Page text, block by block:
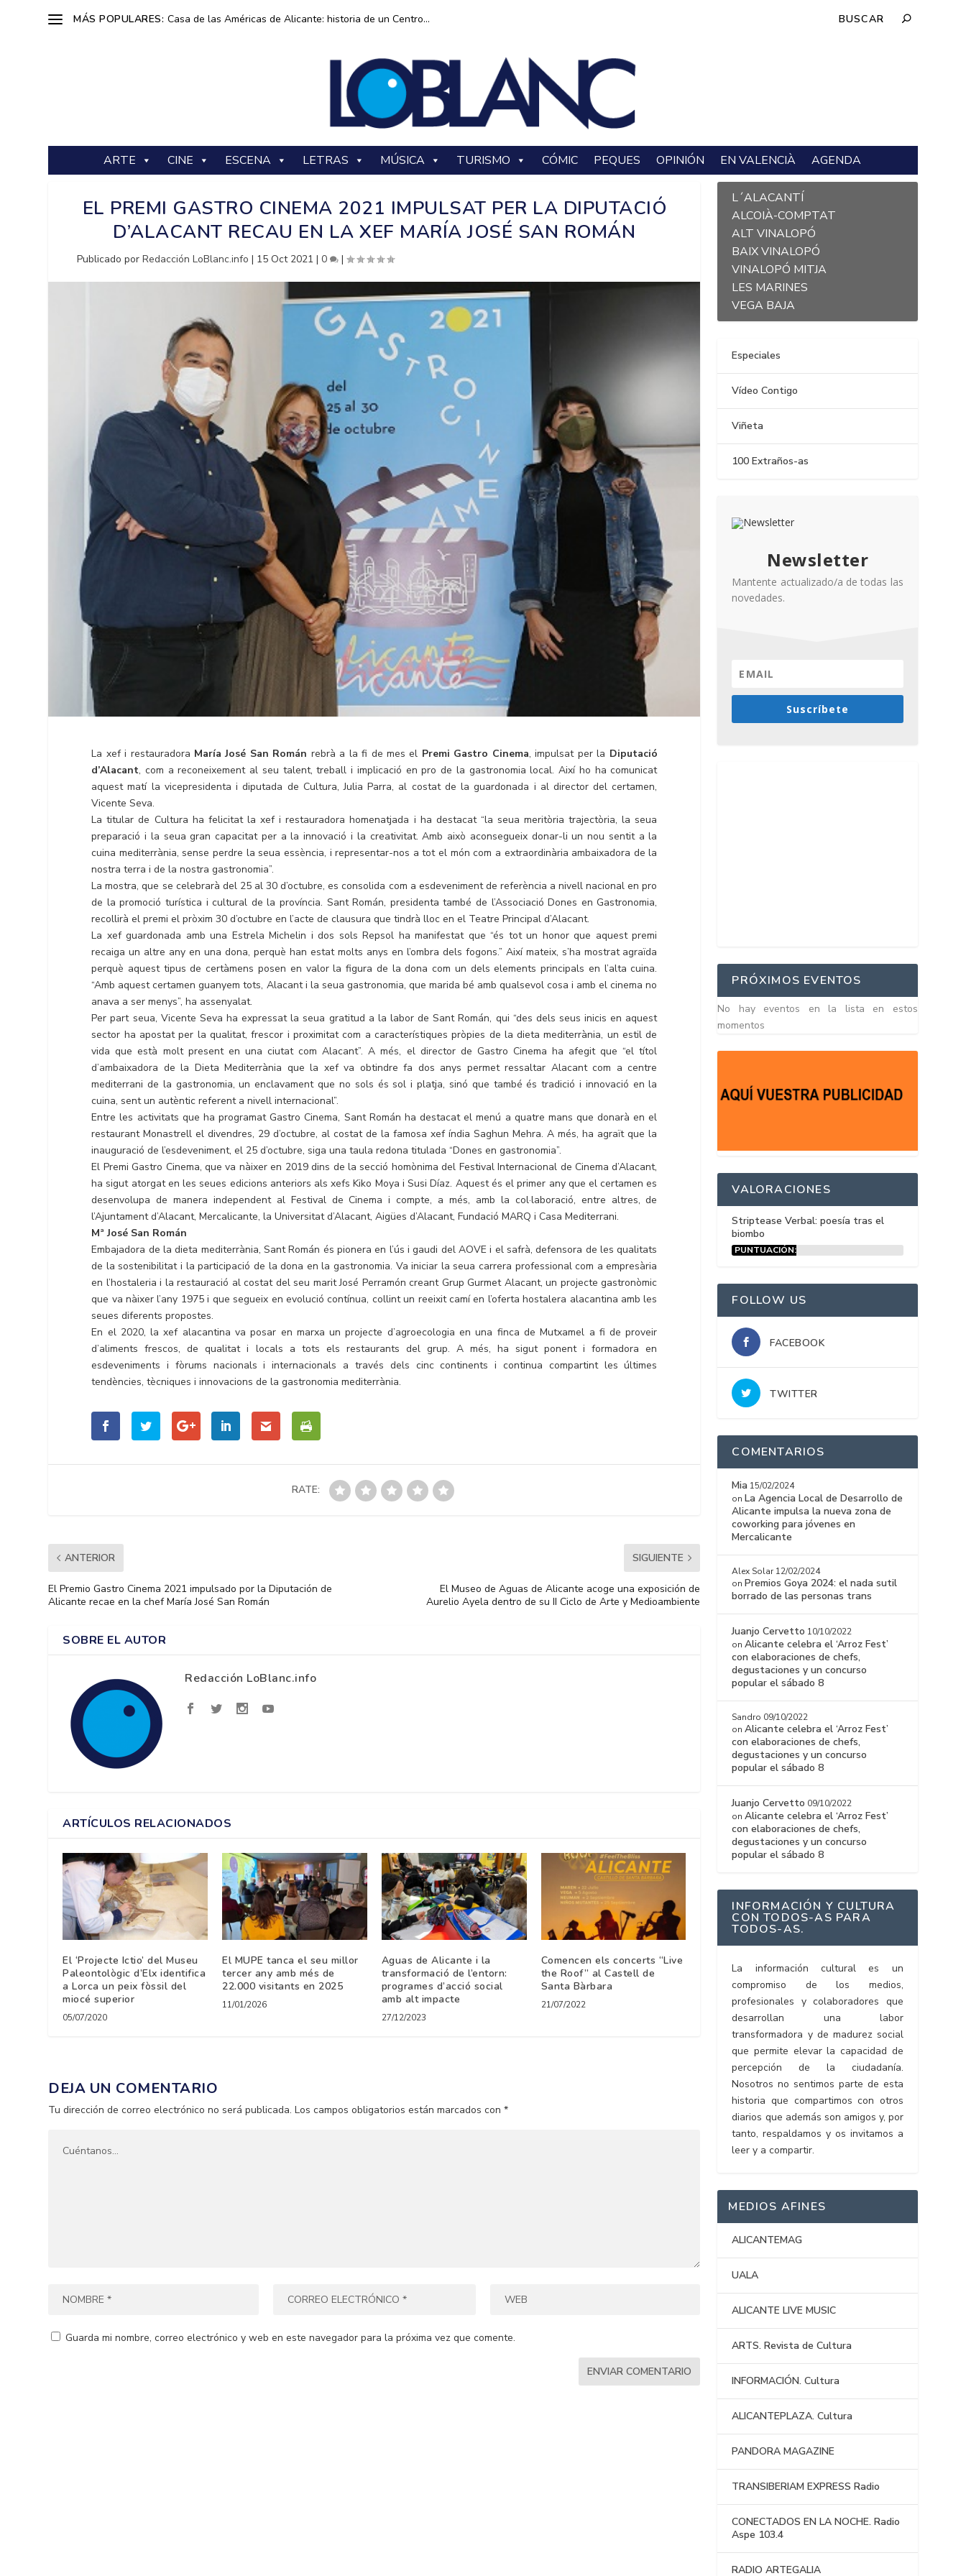
MÁS POPULARES: Casa de las Américas de Alicante: historia de un Centro...
ARTE CINE ESCENA LETRAS MÚSICA TURISMO CÓMIC PEQUES OPINIÓN EN VALENCIÀ AGENDA
EL PREMI GASTRO CINEMA 2021 IMPULSAT PER LA DIPUTACIÓ
D’ALACANT RECAU EN LA XEF MARÍA JOSÉ SAN ROMÁN
Publicado porRedacción LoBlanc.info | 15 Oct 2021 |0 |
La xef i restauradora María José San Román rebrà a la fi de mes el Premi Gastro Cinema, impulsat per la Diputació
d’Alacant, com a reconeixement al seu talent, treball i implicació en pro de la gastronomia local. Així ho ha comunicat
aquest matí la vicepresidenta i diputada de Cultura, Julia Parra, al costat de la guardonada i al director del certamen,
Vicente Seva.
La titular de Cultura ha felicitat la xef i restauradora homenatjada i ha destacat “la seua meritòria trajectòria, la seua
preparació i la seua gran capacitat per a la innovació i la creativitat. Amb això aconsegueix donar-li un nou sentit a la
cuina mediterrània, sense perdre la seua essència, i representar-nos a tot el món com a extraordinària ambaixadora de la
nostra terra i de la nostra gastronomia”.
La mostra, que se celebrarà del 25 al 30 d’octubre, es consolida com a esdeveniment de referència a nivell nacional en pro
de la promoció turística i cultural de la província. Sant Román, presidenta també de l’Associació Dones en Gastronomia,
recollirà el premi el pròxim 30 d’octubre en l’acte de clausura que tindrà lloc en el Teatre Principal d’Alacant.
La xef guardonada amb una Estrela Michelin i dos sols Repsol ha manifestat que “és tot un honor que aquest premi
recaiga un altre any en una dona, perquè han estat molts anys en l’ombra dels fogons.” Així mateix, s’ha mostrat agraïda
perquè aquest tipus de certàmens posen en valor la figura de la dona com un dels elements principals en l’alta cuina.
“Amb aquest certamen guanyem tots, Alacant i la seua gastronomia, que marida bé amb qualsevol cosa i amb el cinema no
anava a ser menys”, ha assenyalat.
Per part seua, Vicente Seva ha expressat la seua gratitud a la labor de Sant Román, qui “des dels seus inicis en aquest
sector ha apostat per la qualitat, frescor i proximitat com a característiques pròpies de la dieta mediterrània, un estil de
vida que està molt present en una ciutat com Alacant”. A més, el director de Gastro Cinema ha afegit que “el títol
d’ambaixadora de la Dieta Mediterrània que la xef va obtindre fa dos anys permet ressaltar Alacant com a centre
mediterrani de la gastronomia, un enclavament que no sols és sol i platja, sinó que també és tradició i innovació en la
cuina, sent un autèntic referent a nivell internacional”.
Entre les activitats que ha programat Gastro Cinema, Sant Román ha destacat el menú a quatre mans que donarà en el
restaurant Monastrell el divendres, 29 d’octubre, al costat de la famosa xef índia Saghun Mehra. A més, ha agraït que la
inauguració de l’esdeveniment, el 25 d’octubre, siga una taula redona titulada “Dones en gastronomia”.
El Premi Gastro Cinema, que va nàixer en 2019 dins de la secció homònima del Festival Internacional de Cinema d’Alacant,
ha sigut atorgat en les seues edicions anteriors als xefs Kiko Moya i Susi Díaz. Aquest és el primer any que el certamen es
desenvolupa de manera independent al Festival de Cinema i compte, a més, amb la col·laboració, entre altres, de
l’Ajuntament d’Alacant, Mercalicante, la Universitat d’Alacant, Aigües d’Alacant, Fundació MARQ i Casa Mediterrani.
Mª José San Román
Embajadora de la dieta mediterrània, Sant Román és pionera en l’ús i gaudi del AOVE i el safrà, defensora de les qualitats
de la sostenibilitat i la participació de la dona en la gastronomia. Va iniciar la seua carrera professional com a empresària
en l’hostaleria i la restauració al costat del seu marit José Perramón creant Grup Gurmet Alacant, un projecte gastronòmic
que va nàixer l’any 1975 i que segueix en evolució contínua, collint un reeixit camí en l’oferta hostalera alacantina amb les
seues diferents propostes.
En el 2020, la xef alacantina va posar en marxa un projecte d’agroecologia en una finca de Mutxamel a fi de proveir
d’aliments frescos, de qualitat i locals a tots els restaurants del grup. A més, ha sigut ponent i formadora en
esdeveniments i fòrums nacionals i internacionals a través dels cinc continents i continua compartint les últimes
tendències, tècniques i innovacions de la gastronomia mediterrània.
RATE:
ANTERIOR
El Premio Gastro Cinema 2021 impulsado por la Diputación de
Alicante recae en la chef María José San Román
SIGUIENTE
El Museo de Aguas de Alicante acoge una exposición de
Aurelio Ayela dentro de su II Ciclo de Arte y Medioambiente
SOBRE EL AUTOR
Redacción LoBlanc.info
ARTÍCULOS RELACIONADOS
El ‘Projecte Ictio’ del Museu
Paleontològic d’Elx identifica
a Lorca un peix fòssil del
miocé superior
05/07/2020
El MUPE tanca el seu millor
tercer any amb més de
22.000 visitants en 2025
11/01/2026
Aguas de Alicante i la
transformació de l’entorn:
programes d’acció social
amb alt impacte
27/12/2023
Comencen els concerts “Live
the Roof” al Castell de
Santa Bàrbara
21/07/2022
DEJA UN COMENTARIO
Tu dirección de correo electrónico no será publicada. Los campos obligatorios están marcados con*
Guarda mi nombre, correo electrónico y web en este navegador para la próxima vez que comente.
L´ALACANTÍ
ALCOIÀ-COMPTAT
ALT VINALOPÓ
BAIX VINALOPÓ
VINALOPÓ MITJA
LES MARINES
VEGA BAJA
Especiales
Vídeo Contigo
Viñeta
100 Extraños-as
Newsletter
Mantente actualizado/a de todas las
novedades.
Suscríbete
PRÓXIMOS EVENTOS
No hay eventos en la lista en estos
momentos
VALORACIONES
Striptease Verbal: poesía tras el
biombo
PUNTUACIÓN:
FOLLOW US
FACEBOOK
TWITTER
COMENTARIOS
Mia 15/02/2024
on La Agencia Local de Desarrollo de
Alicante impulsa la nueva zona de
coworking para jóvenes en
Mercalicante
Alex Solar 12/02/2024
on Premios Goya 2024: el nada sutil
borrado de las personas trans
Juanjo Cervetto 10/10/2022
onAlicante celebra el ‘Arroz Fest’
con elaboraciones de chefs,
degustaciones y un concurso
popular el sábado 8
Sandro 09/10/2022
onAlicante celebra el ‘Arroz Fest’
con elaboraciones de chefs,
degustaciones y un concurso
popular el sábado 8
Juanjo Cervetto 09/10/2022
onAlicante celebra el ‘Arroz Fest’
con elaboraciones de chefs,
degustaciones y un concurso
popular el sábado 8
INFORMACIÓN Y CULTURA
CON TODOS-AS PARA
TODOS-AS.
La información cultural es un
compromiso de los medios,
profesionales y colaboradores que
desarrollan una labor
transformadora y de madurez social
que permite elevar la capacidad de
percepción de la ciudadanía.
Nosotros no sentimos parte de esta
historia que compartimos con otros
diarios que además son amigos y, por
tanto, respaldamos y os invitamos a
leer y a compartir.
MEDIOS AFINES
ALICANTEMAG
UALA
ALICANTE LIVE MUSIC
ARTS. Revista de Cultura
INFORMACIÓN. Cultura
ALICANTEPLAZA. Cultura
PANDORA MAGAZINE
TRANSIBERIAM EXPRESS Radio
CONECTADOS EN LA NOCHE. Radio
Aspe 103.4
RADIO ARTEGALIA